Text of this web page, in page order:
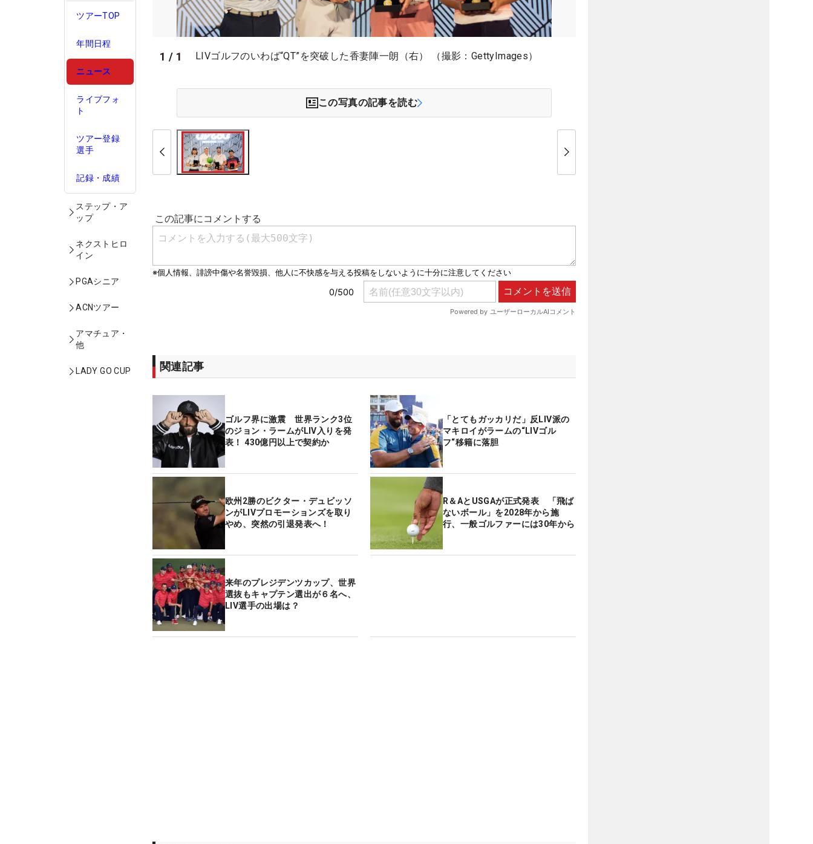
ツアーTOP
年間日程
ニュース
ライブフォ
ト
ツアー登録
選手
記録・成績
ステップ・ア
ップ
ネクストヒロ
イン
PGAシニア
ACNツアー
アマチュア・
他
LADY GO CUP
1 / 1 LIVゴルフのいわば“QT”を突破した香妻陣一朗（右） （撮影：GettyImages）
この写真の記事を読む
関連記事
ゴルフ界に激震 世界ランク3位
のジョン・ラームがLIV入りを発
表！ 430億円以上で契約か
「とてもガッカリだ」反LIV派の
マキロイがラームの“LIVゴル
フ“移籍に落胆
欧州2勝のビクター・デュビッソ
ンがLIVプロモーションズを取り
やめ、突然の引退発表へ！
R＆AとUSGAが正式発表 「飛ば
ないボール」を2028年から施
行、一般ゴルファーには30年から
来年のプレジデンツカップ、世界
選抜もキャプテン選出が６名へ、
LIV選手の出場は？